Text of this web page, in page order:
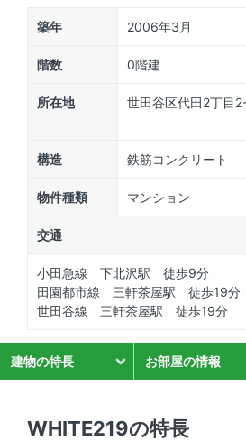
築年 2006年3月
階数 0階建
所在地
世田谷区代田2丁目
構造 鉄筋コンクリート
物件種類 マンション
交通
小田急線 下北沢駅 徒歩9分
田園都市線 三軒茶屋駅 徒歩19分
世田谷線 三軒茶屋駅 徒歩19分
建物の特長 お部屋の情報
WHITE219の特長